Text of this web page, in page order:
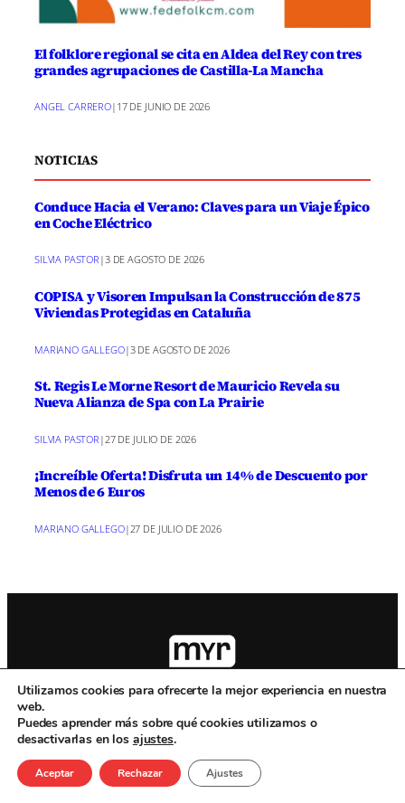
El folklore regional se cita en Aldea del Rey con tres
grandes agrupaciones de Castilla-La Mancha
ANGEL CARRERO| 17 DE JUNIO DE 2026
NOTICIAS
Conduce Hacia el Verano: Claves para un Viaje Épico
en Coche Eléctrico
SILVIA PASTOR |3 DE AGOSTO DE 2026
COPISA y Visoren Impulsan la Construcción de 875
Viviendas Protegidas en Cataluña
MARIANO GALLEGO|3 DE AGOSTO DE 2026
St. Regis Le Morne Resort de Mauricio Revela su
Nueva Alianza de Spa con La Prairie
SILVIA PASTOR | 27 DE JULIO DE 2026
¡Increíble Oferta! Disfruta un 14% de Descuento por
Menos de 6 Euros
MARIANO GALLEGO|27 DE JULIO DE 2026
dependiente de Diario de la Mancha
Artículos patrocinadosServicios de diseño web
Sobre MyR
Utilizamos cookies para ofrecerte la mejor experiencia en nuestra
web.
Puedes aprender más sobre qué cookies utilizamos o
desactivarlas en los ajustes.
Aceptar Rechazar Ajustes